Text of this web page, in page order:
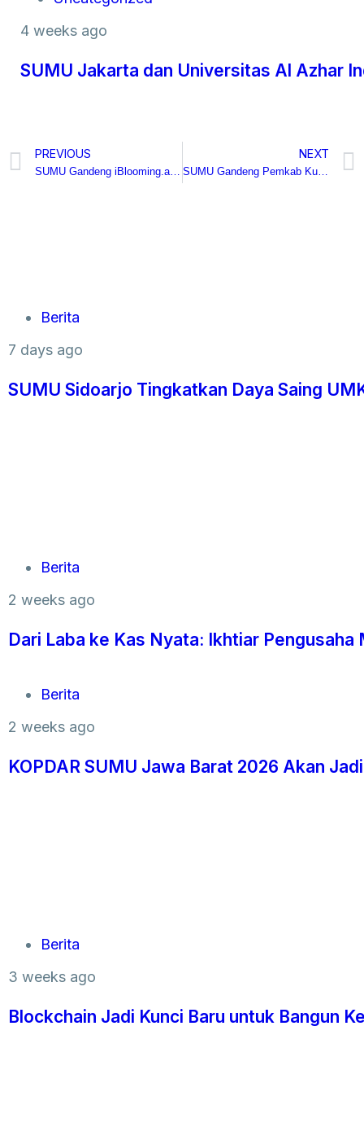
4 weeks ago
SUMU Jakarta dan Universitas Al Azhar
PREVIOUS
SUMU Gandeng iBlooming.ai, Hadirkan Inovasi Edukasi Bisnis Berbasis AI
NEXT
SUMU Gandeng Pemkab Kudus Perkuat Ekonomi Daerah Berbasis Teknologi
Berita
7 days ago
SUMU Sidoarjo Tingkatkan Daya Saing
Berita
2 weeks ago
Dari Laba ke Kas Nyata: Ikhtiar
Berita
2 weeks ago
KOPDAR SUMU Jawa Barat 2026 Akan
Berita
3 weeks ago
Blockchain Jadi Kunci Baru untuk Bangun